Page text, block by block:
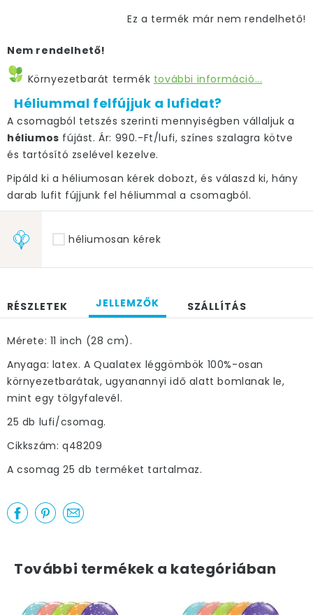
Ez a termék már nem rendelhető!
Nem rendelhető!
Környezetbarát termék további információ...
Héliummal felfújjuk a lufidat?
A csomagból tetszés szerinti mennyiségben vállaljuk a
héliumos fújást. Ár: 990.-Ft/lufi, színes szalagra kötve
és tartósító zselével kezelve.
Pipáld ki a héliumosan kérek dobozt, és válaszd ki, hány
darab lufit fújjunk fel héliummal a csomagból.
héliumosan kérek
RÉSZLETEK JELLEMZŐK SZÁLLÍTÁS
Mérete: 11 inch (28 cm).
Anyaga: latex. A Qualatex léggömbök 100%-osan
környezetbarátak, ugyanannyi idő alatt bomlanak le,
mint egy tölgyfalevél.
25 db lufi/csomag.
Cikkszám: q48209
A csomag 25 db terméket tartalmaz.
További termékek a kategóriában